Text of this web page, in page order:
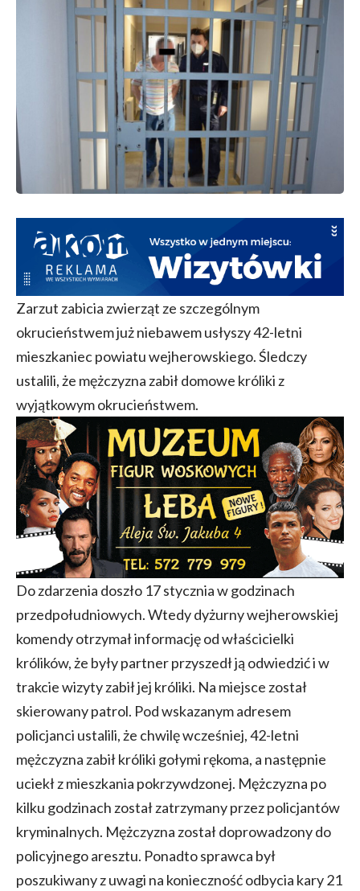
Zarzut zabicia zwierząt ze szczególnym
okrucieństwem już niebawem usłyszy 42-letni
mieszkaniec powiatu wejherowskiego. Śledczy
ustalili, że mężczyzna zabił domowe króliki z
wyjątkowym okrucieństwem.
Do zdarzenia doszło 17 stycznia w godzinach
przedpołudniowych. Wtedy dyżurny wejherowskiej
komendy otrzymał informację od właścicielki
królików, że były partner przyszedł ją odwiedzić i w
trakcie wizyty zabił jej króliki. Na miejsce został
skierowany patrol. Pod wskazanym adresem
policjanci ustalili, że chwilę wcześniej, 42-letni
mężczyzna zabił króliki gołymi rękoma, a następnie
uciekł z mieszkania pokrzywdzonej. Mężczyzna po
kilku godzinach został zatrzymany przez policjantów
kryminalnych. Mężczyzna został doprowadzony do
policyjnego aresztu. Ponadto sprawca był
poszukiwany z uwagi na konieczność odbycia kary 21